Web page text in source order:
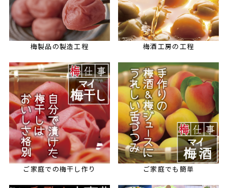
梅製品の製造工程 梅酒工房の工程
ご家庭での梅干し作り ご家庭でも簡単